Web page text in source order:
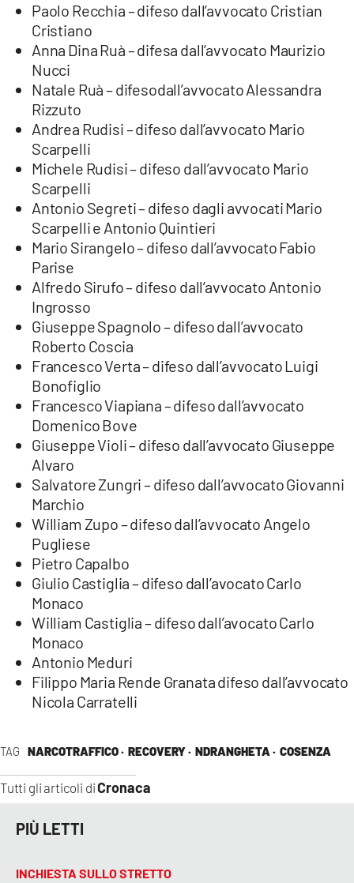
TAG NARCOTRAFFICO · RECOVERY · NDRANGHETA · COSENZA
Tutti gli articoli diCronaca
Paolo Recchia – difeso dall’avvocato Cristian
Cristiano
Anna Dina Ruà – difesa dall’avvocato Maurizio
Nucci
Natale Ruà – difesodall’avvocato Alessandra
Rizzuto
Andrea Rudisi – difeso dall’avvocato Mario
Scarpelli
Michele Rudisi – difeso dall’avvocato Mario
Scarpelli
Antonio Segreti – difeso dagli avvocati Mario
Scarpelli e Antonio Quintieri
Mario Sirangelo – difeso dall’avvocato Fabio
Parise
Alfredo Sirufo – difeso dall’avvocato Antonio
Ingrosso
Giuseppe Spagnolo – difeso dall’avvocato
Roberto Coscia
Francesco Verta – difeso dall’avvocato Luigi
Bonofiglio
Francesco Viapiana – difeso dall’avvocato
Domenico Bove
Giuseppe Violi – difeso dall’avvocato Giuseppe
Alvaro
Salvatore Zungri – difeso dall’avvocato Giovanni
Marchio
William Zupo – difeso dall’avvocato Angelo
Pugliese
Pietro Capalbo
Giulio Castiglia – difeso dall’avocato Carlo
Monaco
William Castiglia – difeso dall’avocato Carlo
Monaco
Antonio Meduri
Filippo Maria Rende Granata difeso dall’avvocato
Nicola Carratelli
PIÙ LETTI
INCHIESTA SULLO STRETTO